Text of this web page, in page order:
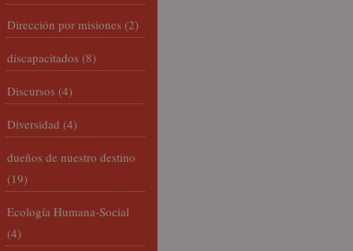
Dirección por misiones (2)
discapacitados (8)
Discursos (4)
Diversidad (4)
dueños de nuestro destino
(19)
Ecología Humana-Social
(4)